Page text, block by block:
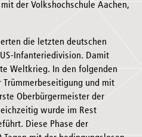
der Volkshochschule Aachen,
die letzten deutschen
Infanteriedivision. Damit
Weltkrieg. In den folgenden
und mit
Oberbürgermeister der
wurde im Rest
Diese Phase der